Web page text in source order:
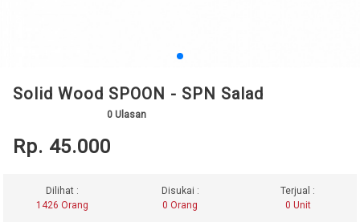
Solid Wood SPOON - SPN Salad
0 Ulasan
Rp. 45.000
Dilihat :
1426 Orang
Disukai :
0 Orang
Terjual :
0 Unit